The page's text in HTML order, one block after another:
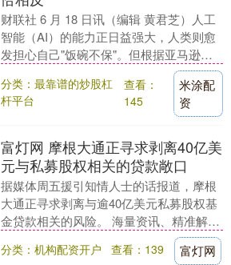
财联社 6 月 18 日讯（编辑 黄君芝）人工
智能（AI）的能力正日益强大，人类则愈
发担心自己"饭碗不保"。但根据亚马逊创
分类：最靠谱的炒股杠
杆平台
查看：
145
米涂配
资
富灯网 摩根大通正寻求剥离40亿美
元与私募股权相关的贷款敞口
据媒体周五援引知情人士的话报道，摩根
大通正寻求剥离与逾40亿美元私募股权基
金贷款相关的风险。 海量资讯、精准解
读，尽在新浪财经APP 责任编辑：王永
生....
分类：机构配资开户 查看：139 富灯网